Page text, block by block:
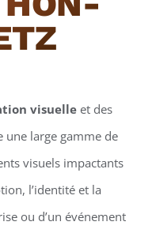
visuelleet des
large gamme de
visuels impactants
l’identité et la
ou d’un événement